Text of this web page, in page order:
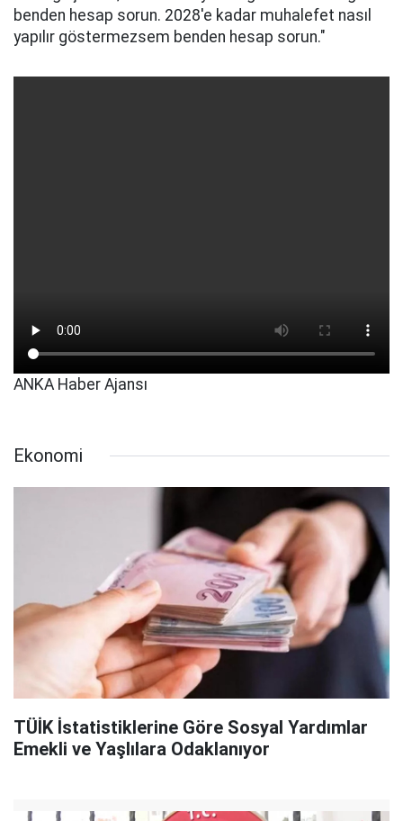
benden hesap sorun. 2028'e kadar muhalefet nasıl
yapılır göstermezsem benden hesap sorun."
ANKA Haber Ajansı
Ekonomi
TÜİK İstatistiklerine Göre Sosyal Yardımlar
Emekli ve Yaşlılara Odaklanıyor